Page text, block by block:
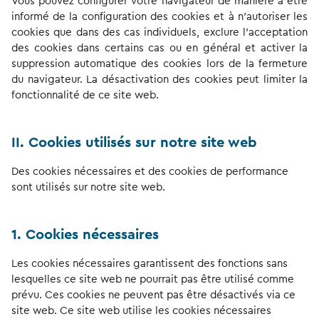
informé de la configuration des cookies et à n’autoriser les
cookies que dans des cas individuels, exclure l’acceptation
des cookies dans certains cas ou en général et activer la
suppression automatique des cookies lors de la fermeture
du navigateur. La désactivation des cookies peut limiter la
fonctionnalité de ce site web.
II. Cookies utilisés sur notre site web
Des cookies nécessaires et des cookies de performance
sont utilisés sur notre site web.
1. Cookies nécessaires
Les cookies nécessaires garantissent des fonctions sans
lesquelles ce site web ne pourrait pas être utilisé comme
prévu. Ces cookies ne peuvent pas être désactivés via ce
site web. Ce site web utilise les cookies nécessaires